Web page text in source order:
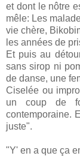
et dont le nôtre
mêle: Les
vie chère,
les années de
Et puis au
sans sirop ni
de danse, une
Ciselée ou
un coup de
contemporaine.
juste".
"Y' en a que ça